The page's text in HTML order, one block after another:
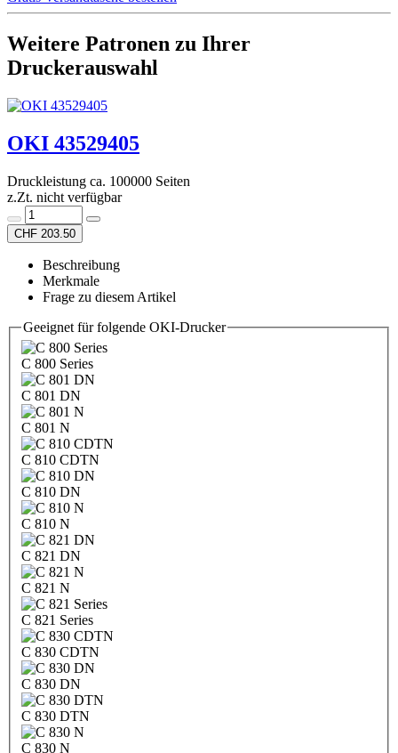
Weitere Patronen zu Ihrer
Druckerauswahl
OKI 43529405
Druckleistung ca. 100000 Seiten
z.Zt. nicht verfügbar
CHF 203.50
Beschreibung
Merkmale
Frage zu diesem Artikel
Geeignet für folgende OKI-Drucker
C 800 Series
C 801 DN
C 801 N
C 810 CDTN
C 810 DN
C 810 N
C 821 DN
C 821 N
C 821 Series
C 830 CDTN
C 830 DN
C 830 DTN
C 830 N